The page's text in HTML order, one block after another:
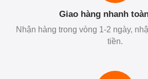
Giao hàng nhanh
Nhận hàng trong vòng 1-2 ngày,
tiền.